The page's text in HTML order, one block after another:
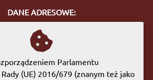
DANE ADRESOWE:
ul. Bohaterów Getta 10
57-400 Nowa Ruda
Parlamentu
(UE) 2016/679 (znanym też jako